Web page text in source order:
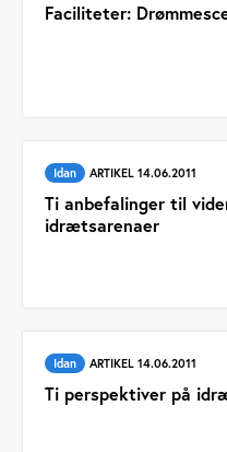
Faciliteter:
Idan ARTIKEL 14.06.2011
Ti anbefalinger til
idrætsarenaer
Idan ARTIKEL 14.06.2011
Ti perspektiver på